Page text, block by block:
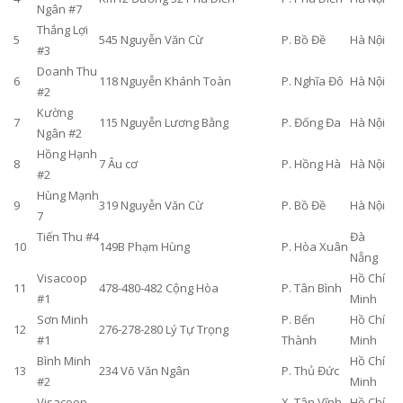
Ngân #7
5
Thắng Lợi
#3
545 Nguyễn Văn Cừ P. Bồ Đề Hà Nội
6
Doanh Thu
#2
118 Nguyễn Khánh Toàn P. Nghĩa Đô Hà Nội
7
Kường
Ngân #2
115 Nguyễn Lương Bằng P. Đống Đa Hà Nội
8
Hồng Hạnh
#2
7 Âu cơ P. Hồng Hà Hà Nội
9
Hùng Mạnh
7
319 Nguyễn Văn Cừ P. Bồ Đề Hà Nội
10
Tiến Thu #4
149B Phạm Hùng P. Hòa Xuân
Đà
Nẵng
11
Visacoop
#1
478-480-482 Cộng Hòa P. Tân Bình
Hồ Chí
Minh
12
Sơn Minh
#1
276-278-280 Lý Tự Trọng
P. Bến
Thành
Hồ Chí
Minh
13
Bình Minh
#2
234 Võ Văn Ngân P. Thủ Đức
Hồ Chí
Minh